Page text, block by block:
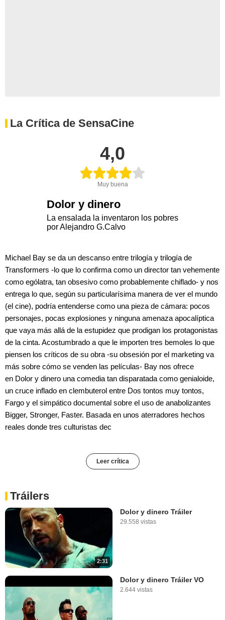
La Crítica de SensaCine
4,0
Muy buena
Dolor y dinero
La ensalada la inventaron los pobres
por Alejandro G.Calvo
Michael Bay se da un descanso entre trilogía y trilogía de
Transformers -lo que lo confirma como un director tan vehemente
como ególatra, tan obsesivo como probablemente chiflado- y nos
entrega lo que, según su particularísima manera de ver el mundo
(el cine), podría entenderse como una pieza de cámara: pocos
personajes, pocas explosiones y ninguna amenaza apocalíptica
que vaya más allá de la estupidez que prodigan los protagonistas
de la cinta. Acostumbrado a que le importen tres bemoles lo que
piensen los críticos de su obra -su obsesión por el marketing va
más sobre cómo se venden las películas- Bay nos ofrece
en Dolor y dinero una comedia tan disparatada como genialoide,
un cruce inflado en clembuterol entre Dos tontos muy tontos,
Fargo y el simpático documental sobre el uso de anabolizantes
Bigger, Stronger, Faster. Basada en unos aterradores hechos
reales donde tres culturistas dec
Leer crítica
Tráilers
2:31
Dolor y dinero Tráiler
29.558 vistas
Dolor y dinero Tráiler VO
2.644 vistas